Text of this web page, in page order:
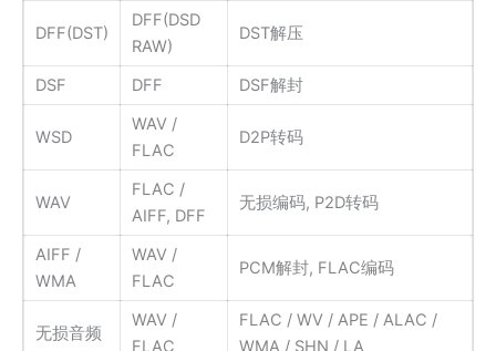
DFF(DST)
DFF(DSD
RAW)
DST解压
DSF DFF DSF解封
WSD
WAV /
FLAC
D2P转码
WAV
FLAC /
AIFF, DFF
无损编码, P2D转码
AIFF /
WMA
WAV /
FLAC
PCM解封, FLAC编码
无损音频
WAV /
FLAC
FLAC / WV / APE / ALAC /
WMA / SHN / LA